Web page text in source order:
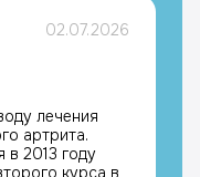
02.07.2026
лечения
артрита.
в 2013 году
курса в